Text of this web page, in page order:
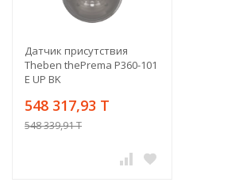
Датчик присутствия
Theben thePrema P360-101
E UP BK
548 317,93 T
548 339,91 T